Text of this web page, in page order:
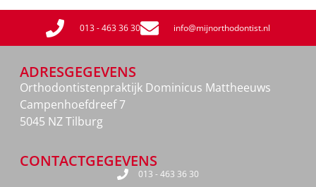
013 - 463 36 30 info@mijnorthodontist.nl
ADRESGEGEVENS
Orthodontistenpraktijk Dominicus Mattheeuws
Campenhoefdreef 7
5045 NZ Tilburg
CONTACTGEGEVENS
013 - 463 36 30